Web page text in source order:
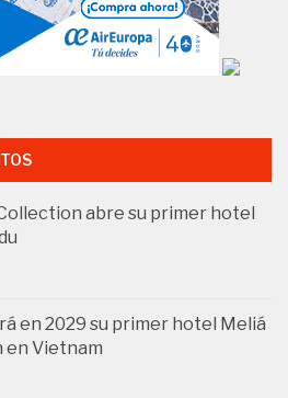
abre su primer hotel
en 2029 su primer hotel Meliá
en Vietnam